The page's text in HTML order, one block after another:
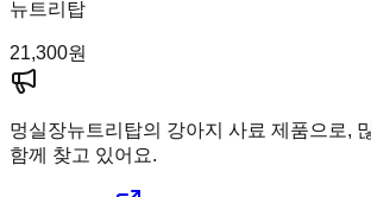
뉴트리탑
21,300원
멍실장뉴트리탑의 강아지 사료 제품으로,
함께 찾고 있어요.